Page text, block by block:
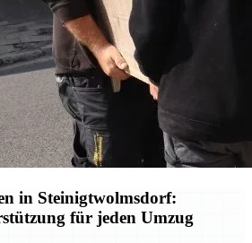
in Steinigtwolmsdorf:
für jeden Umzug